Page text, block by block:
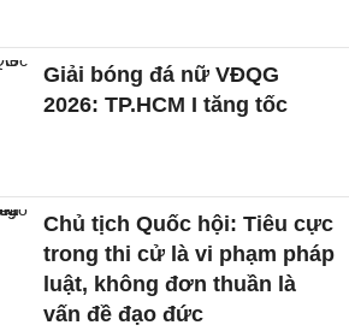
Giải bóng đá nữ VĐQG
2026: TP.HCM I tăng tốc
Chủ tịch Quốc hội: Tiêu cực
trong thi cử là vi phạm pháp
luật, không đơn thuần là
vấn đề đạo đức